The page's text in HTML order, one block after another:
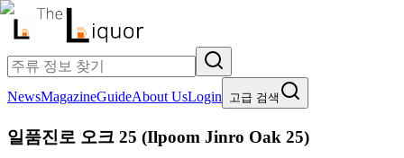
NewsMagazineGuideAbout UsLogin 고급 검색
일품진로 오크 25 (Ilpoom Jinro Oak 25)